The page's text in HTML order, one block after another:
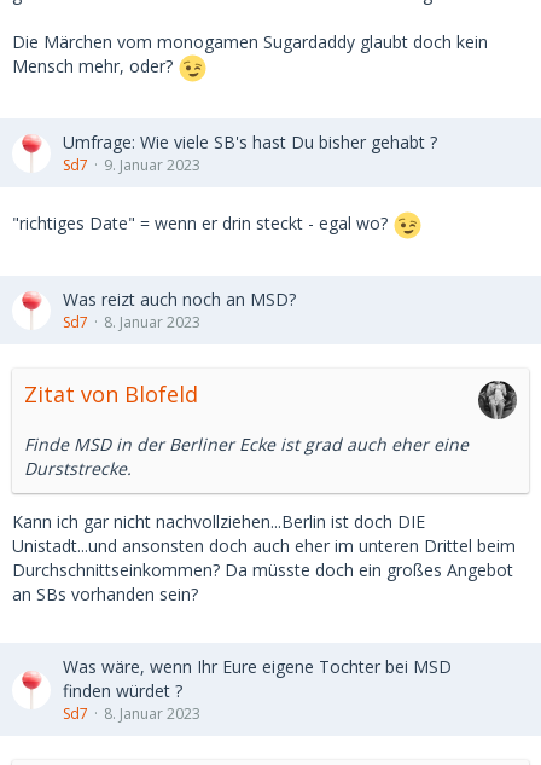
Die Märchen vom monogamen Sugardaddy glaubt doch kein
Mensch mehr, oder?
Umfrage: Wie viele SB's hast Du bisher gehabt ?
Sd7 9. Januar 2023
"richtiges Date" = wenn er drin steckt - egal wo?
Was reizt auch noch an MSD?
Sd7 8. Januar 2023
Zitat von Blofeld
Finde MSD in der Berliner Ecke ist grad auch eher eine
Durststrecke.
Kann ich gar nicht nachvollziehen...Berlin ist doch DIE
Unistadt...und ansonsten doch auch eher im unteren Drittel beim
Durchschnittseinkommen? Da müsste doch ein großes Angebot
an SBs vorhanden sein?
Was wäre, wenn Ihr Eure eigene Tochter bei MSD
finden würdet ?
Sd7 8. Januar 2023